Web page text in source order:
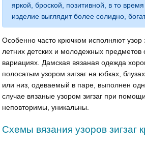
яркой, броской, позитивной, в то
изделие выглядит более солидно,
Особенно часто крючком исполняют узор
летних детских и молодежных
вариациях. Дамская вязаная одежда
полосатым узором зигзаг на юбках,
или низ, одеваемый в паре, выполнен
случае вязаные узором зигзаг при
неповторимы, уникальны.
Схемы вязания узоров зигзаг